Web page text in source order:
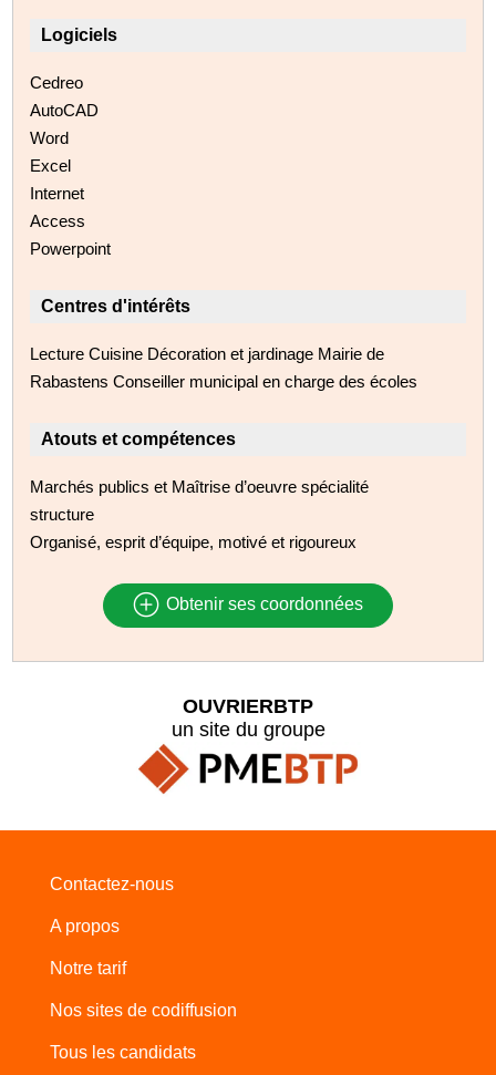
Logiciels
Cedreo
AutoCAD
Word
Excel
Internet
Access
Powerpoint
Centres d'intérêts
Lecture Cuisine Décoration et jardinage Mairie de
Rabastens Conseiller municipal en charge des écoles
Atouts et compétences
Marchés publics et Maîtrise d’oeuvre spécialité
structure
Organisé, esprit d’équipe, motivé et rigoureux
Obtenir ses coordonnées
OUVRIERBTP
un site du groupe
Contactez-nous
A propos
Notre tarif
Nos sites de codiffusion
Tous les candidats